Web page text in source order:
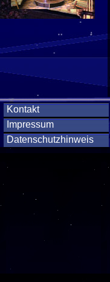
Kontakt
Impressum
Datenschutzhinweis